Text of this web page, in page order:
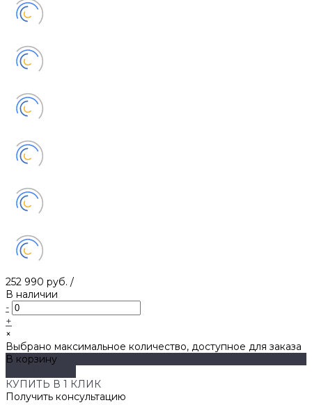
252 990 руб. /
В наличии
-
+
×
Выбрано максимальное количество, доступное для заказа
В корзину
КУПИТЬ В 1 КЛИК
Получить консультацию